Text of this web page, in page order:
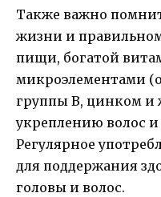
Также важно
жизни и
пищи, богатой
микроэлементами
группы В, цинком и
укреплению волос
Регулярное
для поддержания
головы и волос.